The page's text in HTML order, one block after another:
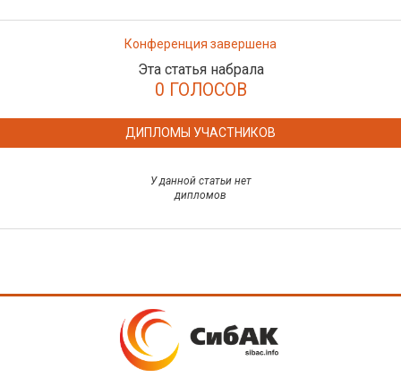
Конференция завершена
Эта статья набрала
0 ГОЛОСОВ
ДИПЛОМЫ УЧАСТНИКОВ
У данной статьи нет
дипломов